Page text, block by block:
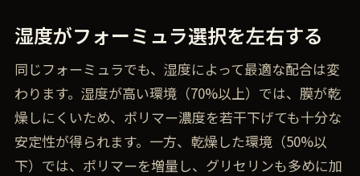
湿度がフォーミュラ選択を左右する
同じフォーミュラでも、湿度によって最適な配合は変
わります。湿度が高い環境（70%以上）では、膜が乾
燥しにくいため、ポリマー濃度を若干下げても十分な
安定性が得られます。一方、乾燥した環境（50%以
下）では、ポリマーを増量し、グリセリンも多めに加